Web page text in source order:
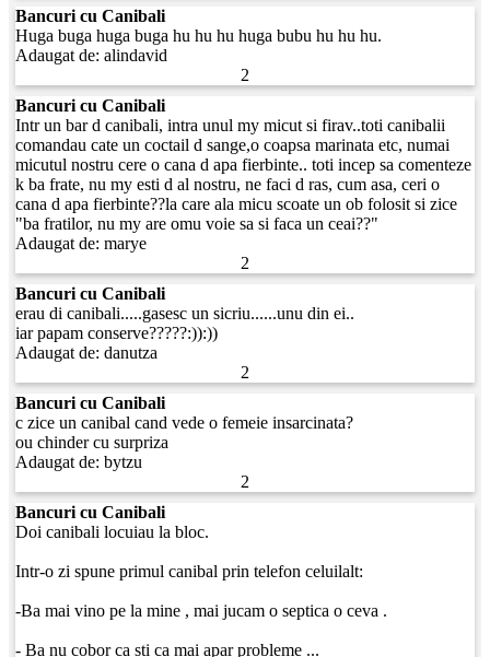
Bancuri cu Canibali
Huga buga huga buga hu hu hu huga bubu hu hu hu.
Adaugat de:alindavid
2
Bancuri cu Canibali
Intr un bar d canibali, intra unul my micut si firav..toti canibalii
comandau cate un coctail d sange,o coapsa marinata etc, numai
micutul nostru cere o cana d apa fierbinte.. toti incep sa comenteze
k ba frate, nu my esti d al nostru, ne faci d ras, cum asa, ceri o
cana d apa fierbinte??la care ala micu scoate un ob folosit si zice
"ba fratilor, nu my are omu voie sa si faca un ceai??"
Adaugat de:marye
2
Bancuri cu Canibali
erau di canibali.....gasesc un sicriu......unu din ei..
iar papam conserve?????:)):))
Adaugat de:danutza
2
Bancuri cu Canibali
c zice un canibal cand vede o femeie insarcinata?
ou chinder cu surpriza
Adaugat de:bytzu
2
Bancuri cu Canibali
Doi canibali locuiau la bloc.
Intr-o zi spune primul canibal prin telefon celuilalt:
-Ba mai vino pe la mine , mai jucam o septica o ceva .
- Ba nu cobor ca sti ca mai apar probleme ...